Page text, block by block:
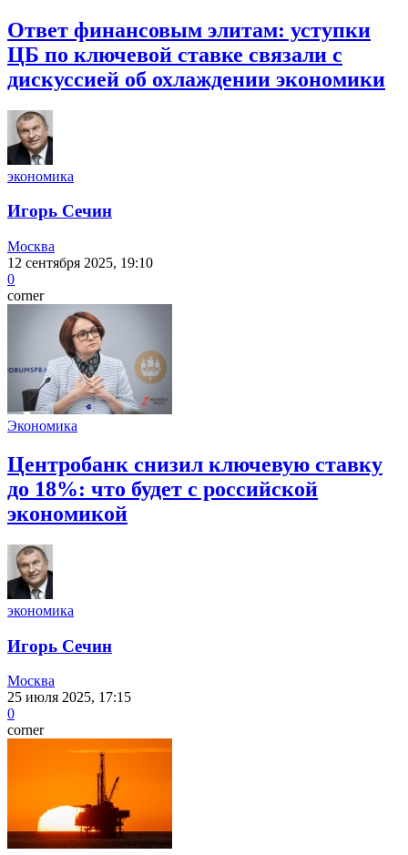
Ответ финансовым элитам: уступки
ЦБ по ключевой ставке связали с
дискуссией об охлаждении экономики
экономика
Игорь Сечин
Москва
12 сентября 2025, 19:10
0
corner
Экономика
Центробанк снизил ключевую ставку
до 18%: что будет с российской
экономикой
экономика
Игорь Сечин
Москва
25 июля 2025, 17:15
0
corner